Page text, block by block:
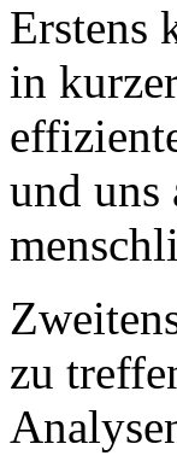
Erstens
in
und uns
zu